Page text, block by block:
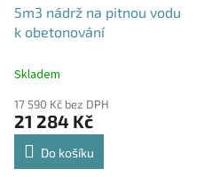
5m3 nádrž na pitnou vodu
k obetonování
Skladem
17 590 Kč bez DPH
21 284 Kč
Do košíku